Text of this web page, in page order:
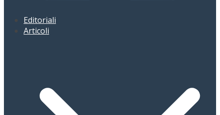
Editoriali
Articoli